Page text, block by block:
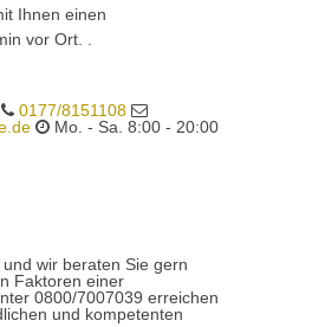
Ihnen einen
vor Ort. .
0177/8151108
Mo. - Sa. 8:00 - 20:00
wir beraten Sie gern
Faktoren einer
0800/7007039 erreichen
und kompetenten